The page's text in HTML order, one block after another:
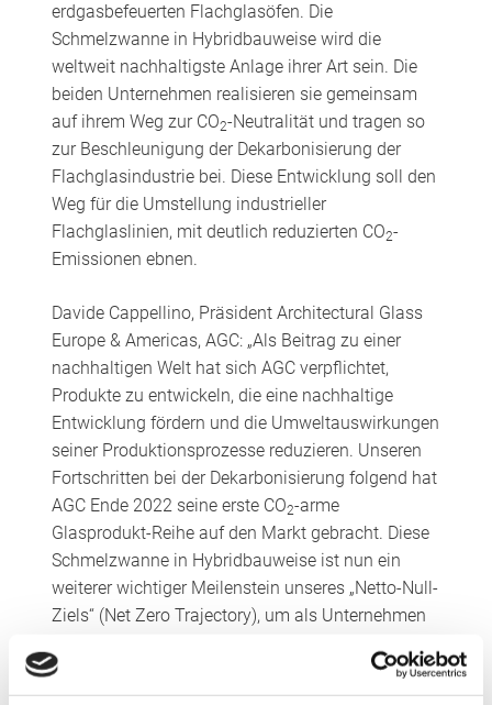
erdgasbefeuerten Flachglasöfen. Die
Schmelzwanne in Hybridbauweise wird die
weltweit nachhaltigste Anlage ihrer Art sein. Die
beiden Unternehmen realisieren sie gemeinsam
auf ihrem Weg zur CO2-Neutralität und tragen so
zur Beschleunigung der Dekarbonisierung der
Flachglasindustrie bei. Diese Entwicklung soll den
Weg für die Umstellung industrieller
Flachglaslinien, mit deutlich reduzierten CO2-
Emissionen ebnen.
Davide Cappellino, Präsident Architectural Glass
Europe & Americas, AGC: „Als Beitrag zu einer
nachhaltigen Welt hat sich AGC verpflichtet,
Produkte zu entwickeln, die eine nachhaltige
Entwicklung fördern und die Umweltauswirkungen
seiner Produktionsprozesse reduzieren. Unseren
Fortschritten bei der Dekarbonisierung folgend hat
AGC Ende 2022 seine erste CO2-arme
Glasprodukt-Reihe auf den Markt gebracht. Diese
Schmelzwanne in Hybridbauweise ist nun ein
weiterer wichtiger Meilenstein unseres „Netto-Null-
Ziels“ (Net Zero Trajectory), um als Unternehmen
bahnbrechende Entwicklung wird gemeinsam mit
Saint-Gobain umgesetzt, dazu wird das